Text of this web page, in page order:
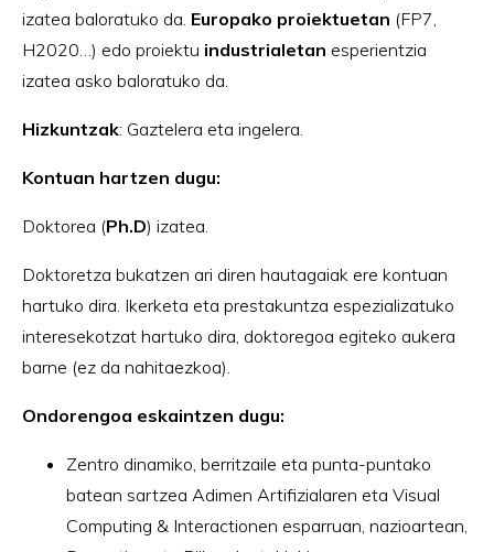
izatea baloratuko da. Europako proiektuetan (FP7,
H2020…) edo proiektu industrialetan esperientzia
izatea asko baloratuko da.
Hizkuntzak: Gaztelera eta ingelera.
Kontuan hartzen dugu:
Doktorea (Ph.D) izatea.
Doktoretza bukatzen ari diren hautagaiak ere kontuan
hartuko dira. Ikerketa eta prestakuntza espezializatuko
interesekotzat hartuko dira, doktoregoa egiteko aukera
barne (ez da nahitaezkoa).
Ondorengoa eskaintzen dugu:
Zentro dinamiko, berritzaile eta punta-puntako
batean sartzea Adimen Artifizialaren eta Visual
Computing & Interactionen esparruan, nazioartean,